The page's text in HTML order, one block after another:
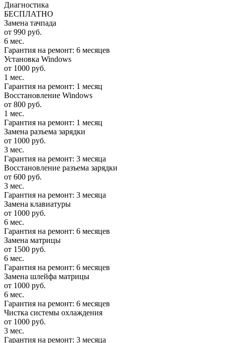
Диагностика
БЕСПЛАТНО
Замена тачпада
от 990 руб.
6 мес.
Гарантия на ремонт: 6 месяцев
Установка Windows
от 1000 руб.
1 мес.
Гарантия на ремонт: 1 месяц
Восстановление Windows
от 800 руб.
1 мес.
Гарантия на ремонт: 1 месяц
Замена разъема зарядки
от 1000 руб.
3 мес.
Гарантия на ремонт: 3 месяца
Восстановление разъема зарядки
от 600 руб.
3 мес.
Гарантия на ремонт: 3 месяца
Замена клавиатуры
от 1000 руб.
6 мес.
Гарантия на ремонт: 6 месяцев
Замена матрицы
от 1500 руб.
6 мес.
Гарантия на ремонт: 6 месяцев
Замена шлейфа матрицы
от 1000 руб.
6 мес.
Гарантия на ремонт: 6 месяцев
Чистка системы охлаждения
от 1000 руб.
3 мес.
Гарантия на ремонт: 3 месяца